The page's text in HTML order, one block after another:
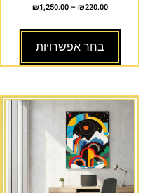
₪220.00
–
₪1,250.00
בחר אפשרויות